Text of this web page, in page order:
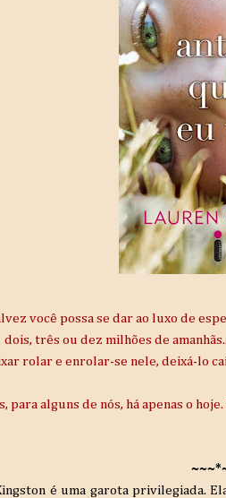
você possa se dar ao luxo de
dois, três ou dez milhões de
rolar e enrolar-se nele, deixá-lo
para alguns de nós, há apenas o
é uma garota privilegiada.